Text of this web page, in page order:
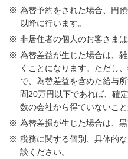
為替予約をされた場合、円
以降に行います。
非居住者の個人のお客さま
為替差益が生じた場合は、
くことになります。ただし
で、為替差益を含めた給与
間20万円以下であれば、確
数の会社から得ていないこ
為替差損が生じた場合は、
税務に関する個別、具体的
談ください。